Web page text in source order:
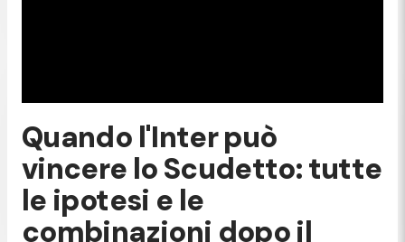
Quando l'Inter può
vincere lo Scudetto: tutte
le ipotesi e le
combinazioni dopo il